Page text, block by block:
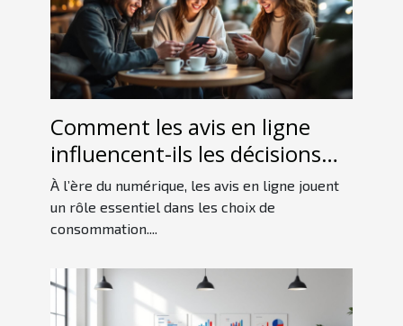
Comment les avis en ligne
influencent-ils les décisions
d'achat des consommateurs ?
À l’ère du numérique, les avis en ligne jouent
un rôle essentiel dans les choix de
consommation....